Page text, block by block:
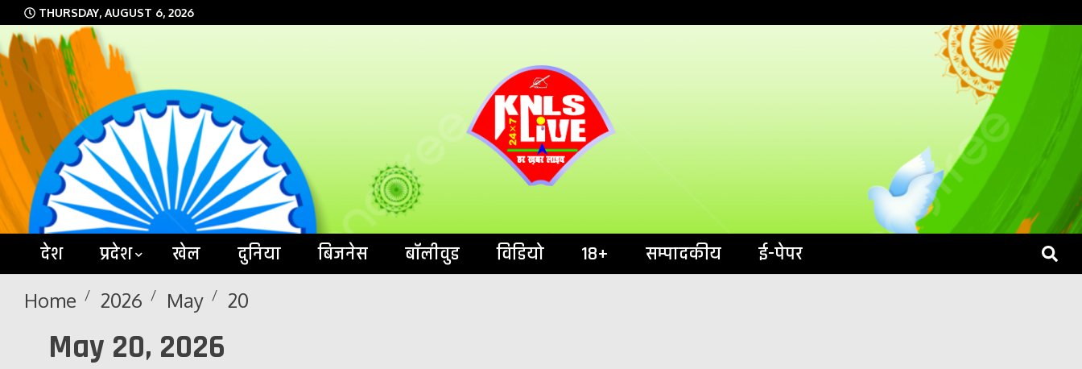
Skip
to
content
THURSDAY, AUGUST 6, 2026
KNLS LIVE
देश प्रदेश खेल दुनिया बिजनेस बॉलीवुड विडियो 18+ सम्पादकीय ई-पेपर
Home 2026 May 20
May 20, 2026